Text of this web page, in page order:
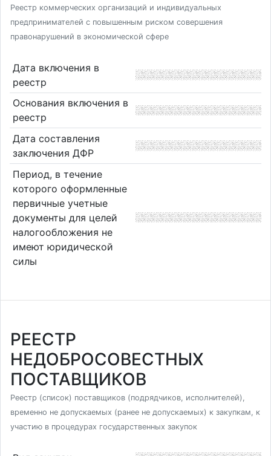
Реестр коммерческих организаций и индивидуальных
предпринимателей с повышенным риском совершения
правонарушений в экономической сфере
Дата включения в
реестр
Основания включения в
реестр
Дата составления
заключения ДФР
Период, в течение
которого оформленные
первичные учетные
документы для целей
налогообложения не
имеют юридической
силы
РЕЕСТР
НЕДОБРОСОВЕСТНЫХ
ПОСТАВЩИКОВ
Реестр (список) поставщиков (подрядчиков, исполнителей),
временно не допускаемых (ранее не допускаемых) к закупкам, к
участию в процедурах государственных закупок